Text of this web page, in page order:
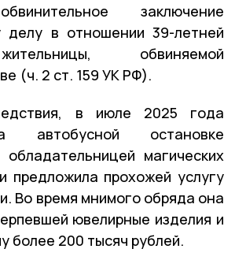
заключение
делу в отношении 39-летней
обвиняемой
(ч. 2 ст. 159 УК РФ).
в июле 2025 года
остановке
обладательницей магических
предложила прохожей услугу
Во время мнимого обряда она
ювелирные изделия и
более 200 тысяч рублей.